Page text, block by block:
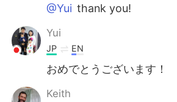
Português
@Yui thank you!
Yui
JP EN
おめでとうございます！
Keith